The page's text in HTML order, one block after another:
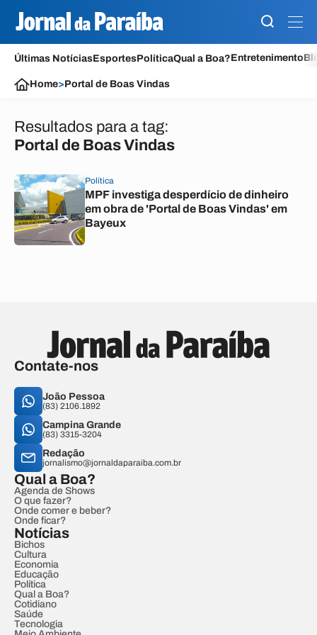
Últimas NotíciasEsportesPolíticaQual a Boa?Entretenimento
Home>Portal de Boas Vindas
Resultados para a tag:
Portal de Boas Vindas
Política
MPF investiga desperdício de dinheiro
em obra de 'Portal de Boas Vindas' em
Bayeux
Contate-nos
João Pessoa
(83) 2106.1892
Campina Grande
(83) 3315-3204
Redação
jornalismo@jornaldaparaiba.com.br
Qual a Boa?
Agenda de Shows
O que fazer?
Onde comer e beber?
Onde ficar?
Notícias
Bichos
Cultura
Economia
Educação
Política
Qual a Boa?
Cotidiano
Saúde
Tecnologia